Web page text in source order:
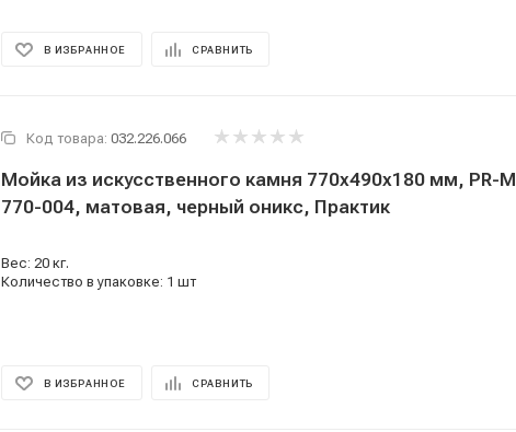
В ИЗБРАННОЕ СРАВНИТЬ
Код товара: 032.226.066
Мойка из искусственного камня 770x490x180 мм, PR-M
770-004, матовая, черный оникс, Практик
Вес: 20 кг.
Количество в упаковке: 1 шт
В ИЗБРАННОЕ СРАВНИТЬ